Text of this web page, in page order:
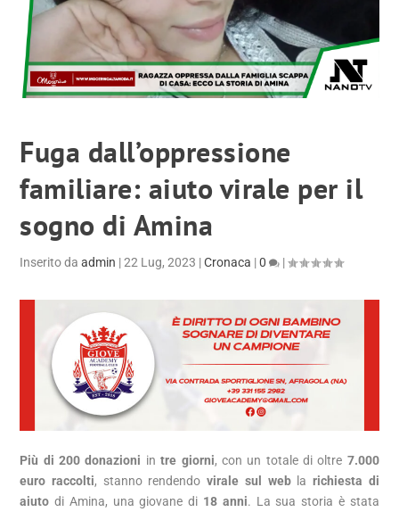
Fuga dall’oppressione
familiare: aiuto virale per il
sogno di Amina
Inserito daadmin |22 Lug, 2023 |Cronaca |0 |
Più di 200 donazioni intre giorni, con un totale di oltre 7.000
euro raccolti, stanno rendendovirale sul webla richiesta di
aiuto di Amina, una giovane di 18 anni. La sua storia è stata